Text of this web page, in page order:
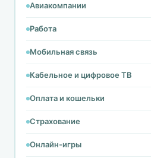
Авиакомпании
Работа
Мобильная связь
Кабельное и цифровое ТВ
Оплата и кошельки
Страхование
Онлайн-игры